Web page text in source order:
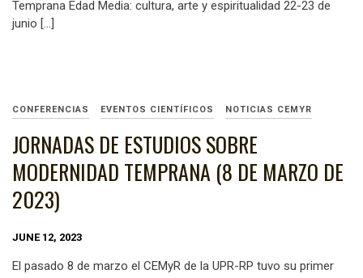
Temprana Edad Media: cultura, arte y espiritualidad 22-23 de
junio […]
CONFERENCIAS EVENTOS CIENTÍFICOS NOTICIAS CEMYR
JORNADAS DE ESTUDIOS SOBRE
MODERNIDAD TEMPRANA (8 DE MARZO DE
2023)
JUNE 12, 2023
El pasado 8 de marzo el CEMyR de la UPR-RP tuvo su primer